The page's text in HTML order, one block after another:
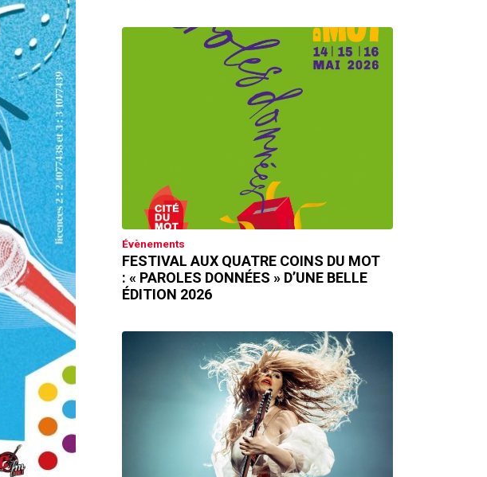
Évènements
FESTIVAL AUX QUATRE COINS DU MOT
: « PAROLES DONNÉES » D’UNE BELLE
ÉDITION 2026